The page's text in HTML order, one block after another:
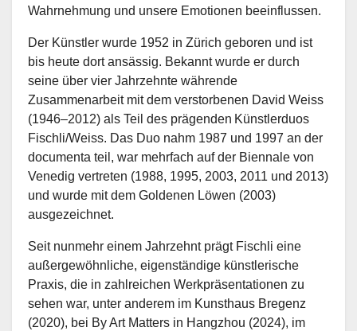
Wahrnehmung und unsere Emotionen beeinflussen.
Der Künstler wurde 1952 in Zürich geboren und ist
bis heute dort ansässig. Bekannt wurde er durch
seine über vier Jahrzehnte währende
Zusammenarbeit mit dem verstorbenen David Weiss
(1946–2012) als Teil des prägenden Künstlerduos
Fischli/Weiss. Das Duo nahm 1987 und 1997 an der
documenta teil, war mehrfach auf der Biennale von
Venedig vertreten (1988, 1995, 2003, 2011 und 2013)
und wurde mit dem Goldenen Löwen (2003)
ausgezeichnet.
Seit nunmehr einem Jahrzehnt prägt Fischli eine
außergewöhnliche, eigenständige künstlerische
Praxis, die in zahlreichen Werkpräsentationen zu
sehen war, unter anderem im Kunsthaus Bregenz
(2020), bei By Art Matters in Hangzhou (2024), im